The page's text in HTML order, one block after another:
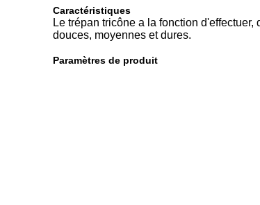
Caractéristiques
Le trépan tricône a la fonction
douces, moyennes et dures.
Paramètres de produit